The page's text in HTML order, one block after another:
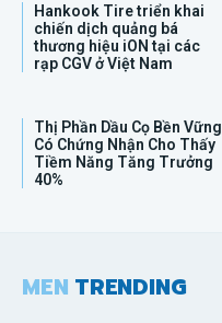
Hankook Tire triển khai
chiến dịch quảng bá
thương hiệu iON tại các
rạp CGV ở Việt Nam
Thị Phần Dầu Cọ Bền Vững
Có Chứng Nhận Cho Thấy
Tiềm Năng Tăng Trưởng
40%
MEN TRENDING